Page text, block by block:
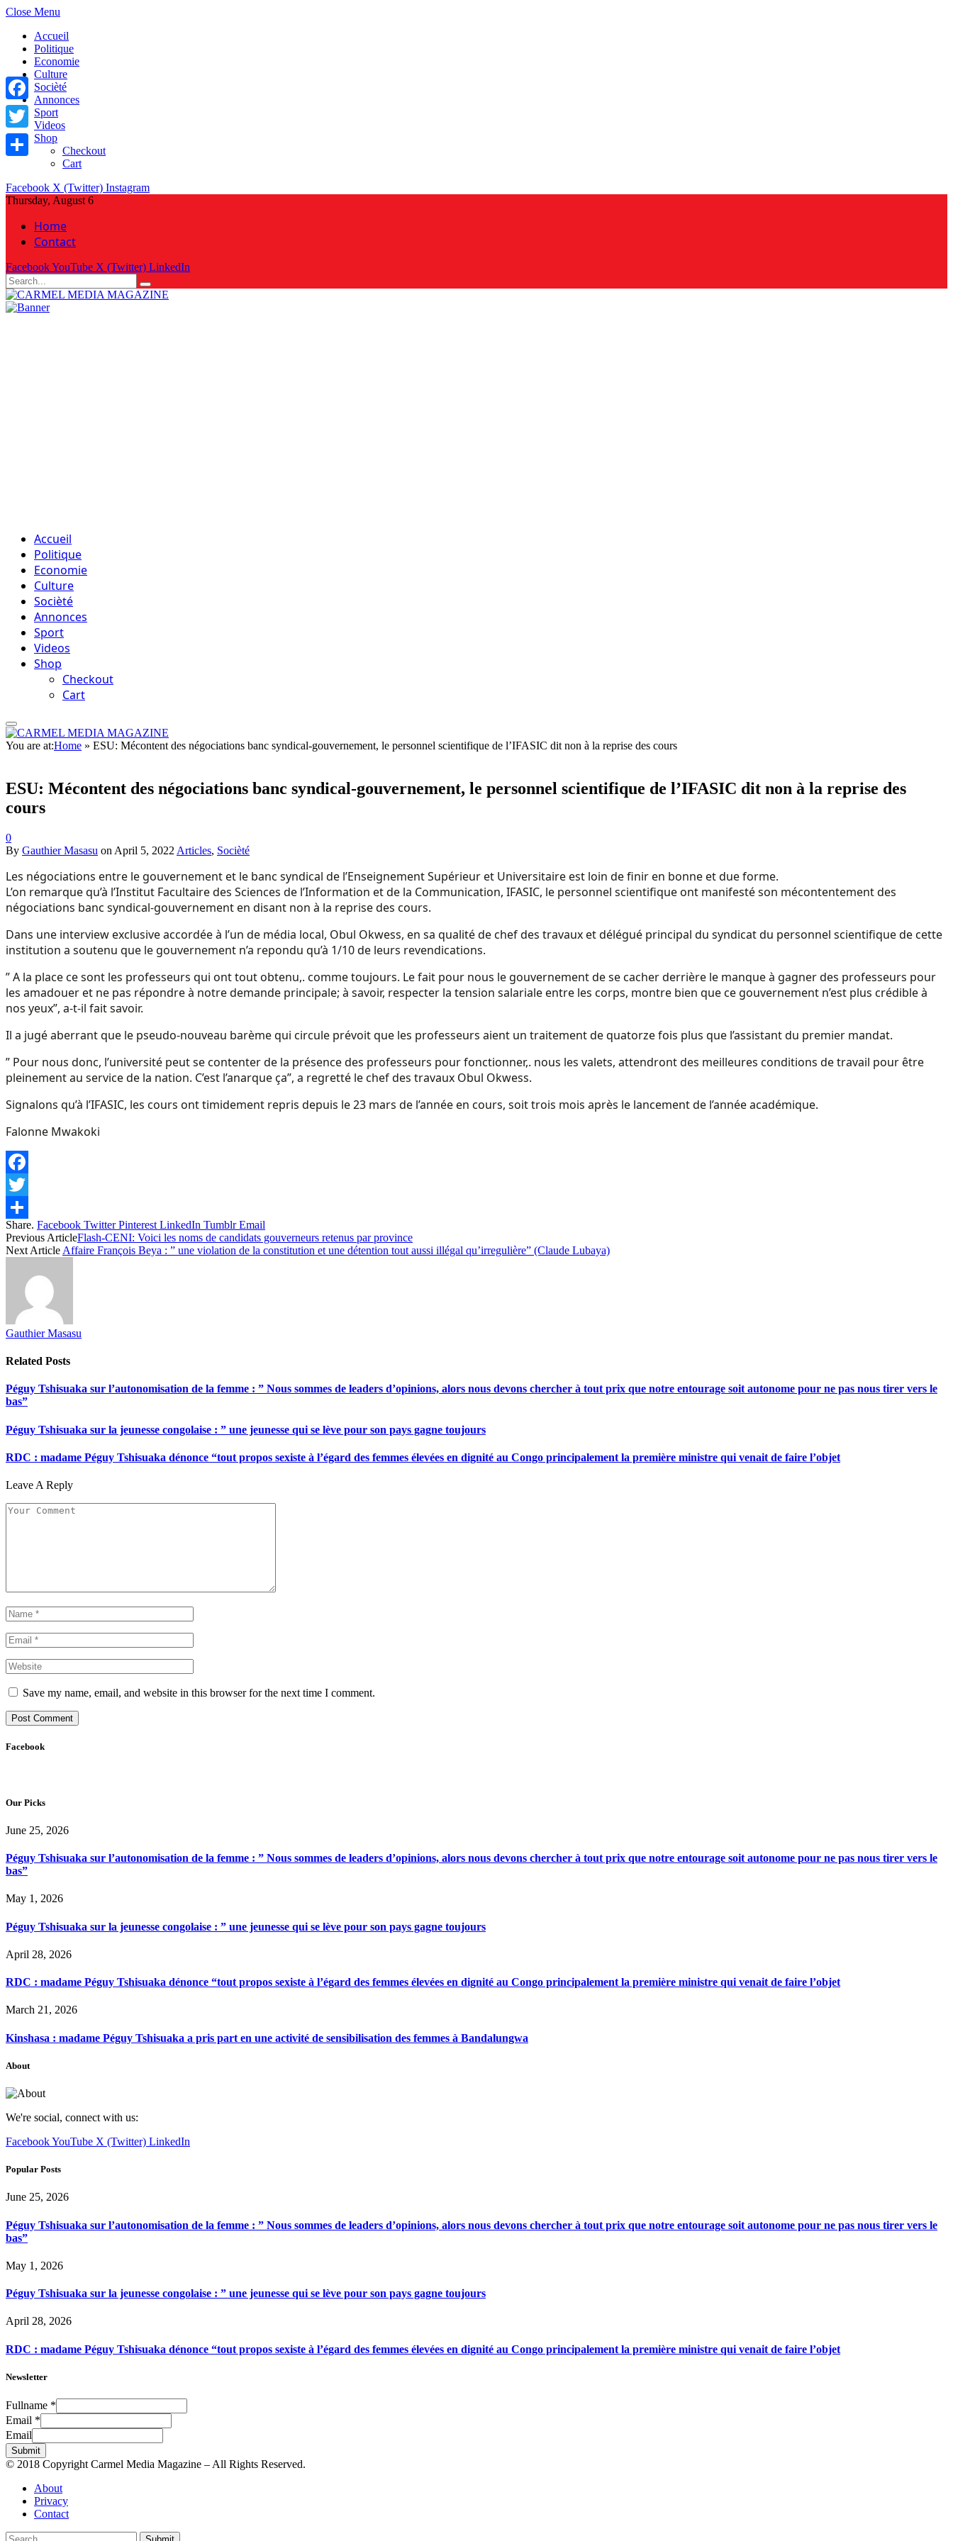
Close Menu
Accueil
Politique
Economie
Culture
Socièté
Annonces
Sport
Videos
Shop
Checkout
Cart
Facebook X (Twitter) Instagram
Thursday, August 6
Home
Contact
FacebookYouTube X (Twitter) LinkedIn
Accueil
Politique
Economie
Culture
Socièté
Annonces
Sport
Videos
Shop
Checkout
Cart
You are at:Home » ESU: Mécontent des négociations banc syndical-gouvernement, le personnel scientifique de l’IFASIC dit non à la reprise des cours
ESU: Mécontent des négociations banc syndical-gouvernement, le personnel scientifique de l’IFASIC dit non à la reprise des
cours
0
By Gauthier Masasu on April 5, 2022 Articles, Socièté
Les négociations entre le gouvernement et le banc syndical de l’Enseignement Supérieur et Universitaire est loin de finir en bonne et due forme.
L’on remarque qu’à l’Institut Facultaire des Sciences de l’Information et de la Communication, IFASIC, le personnel scientifique ont manifesté son mécontentement des
négociations banc syndical-gouvernement en disant non à la reprise des cours.
Dans une interview exclusive accordée à l’un de média local, Obul Okwess, en sa qualité de chef des travaux et délégué principal du syndicat du personnel scientifique de cette
institution a soutenu que le gouvernement n’a repondu qu’à 1/10 de leurs revendications.
” A la place ce sont les professeurs qui ont tout obtenu,. comme toujours. Le fait pour nous le gouvernement de se cacher derrière le manque à gagner des professeurs pour
les amadouer et ne pas répondre à notre demande principale; à savoir, respecter la tension salariale entre les corps, montre bien que ce gouvernement n’est plus crédible à
nos yeux”, a-t-il fait savoir.
Il a jugé aberrant que le pseudo-nouveau barème qui circule prévoit que les professeurs aient un traitement de quatorze fois plus que l’assistant du premier mandat.
” Pour nous donc, l’université peut se contenter de la présence des professeurs pour fonctionner,. nous les valets, attendront des meilleures conditions de travail pour être
pleinement au service de la nation. C’est l’anarque ça”, a regretté le chef des travaux Obul Okwess.
Signalons qu’à l’IFASIC, les cours ont timidement repris depuis le 23 mars de l’année en cours, soit trois mois après le lancement de l’année académique.
Falonne Mwakoki
Facebook
Twitter
Share
Share. Facebook Twitter Pinterest LinkedIn Tumblr Email
Previous ArticleFlash-CENI: Voici les noms de candidats gouverneurs retenus par province
Next Article Affaire François Beya : ” une violation de la constitution et une détention tout aussi illégal qu’irregulière” (Claude Lubaya)
Gauthier Masasu
Related Posts
Péguy Tshisuaka sur l’autonomisation de la femme : ” Nous sommes de leaders d’opinions, alors nous devons chercher à tout prix que notre entourage soit autonome pour ne pas nous tirer vers le
bas”
Péguy Tshisuaka sur la jeunesse congolaise : ” une jeunesse qui se lève pour son pays gagne toujours
RDC : madame Péguy Tshisuaka dénonce “tout propos sexiste à l’égard des femmes élevées en dignité au Congo principalement la première ministre qui venait de faire l’objet
Leave A Reply
Save my name, email, and website in this browser for the next time I comment.
Facebook
Our Picks
June 25, 2026
Péguy Tshisuaka sur l’autonomisation de la femme : ” Nous sommes de leaders d’opinions, alors nous devons chercher à tout prix que notre entourage soit autonome pour ne pas nous tirer vers le
bas”
May 1, 2026
Péguy Tshisuaka sur la jeunesse congolaise : ” une jeunesse qui se lève pour son pays gagne toujours
April 28, 2026
RDC : madame Péguy Tshisuaka dénonce “tout propos sexiste à l’égard des femmes élevées en dignité au Congo principalement la première ministre qui venait de faire l’objet
March 21, 2026
Kinshasa : madame Péguy Tshisuaka a pris part en une activité de sensibilisation des femmes à Bandalungwa
About
We're social, connect with us:
FacebookYouTube X (Twitter) LinkedIn
Popular Posts
June 25, 2026
Péguy Tshisuaka sur l’autonomisation de la femme : ” Nous sommes de leaders d’opinions, alors nous devons chercher à tout prix que notre entourage soit autonome pour ne pas nous tirer vers le
bas”
May 1, 2026
Péguy Tshisuaka sur la jeunesse congolaise : ” une jeunesse qui se lève pour son pays gagne toujours
April 28, 2026
RDC : madame Péguy Tshisuaka dénonce “tout propos sexiste à l’égard des femmes élevées en dignité au Congo principalement la première ministre qui venait de faire l’objet
Newsletter
Fullname *
Email *
Email
Submit
© 2018 Copyright Carmel Media Magazine – All Rights Reserved.
About
Privacy
Contact
Facebook
Twitter